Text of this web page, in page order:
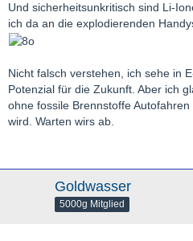
Und sicherheitsunkritisch sind Li-
ich da an die explodierenden
Nicht falsch verstehen, ich sehe in
Potenzial für die Zukunft. Aber ich
ohne fossile Brennstoffe
wird. Warten wirs ab.
Goldwasser
5000g Mitglied